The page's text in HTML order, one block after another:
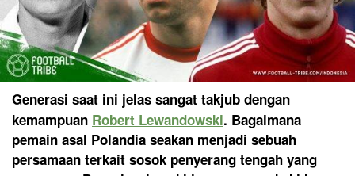
Generasi saat ini jelas sangat takjub dengan
kemampuan Robert Lewandowski. Bagaimana
pemain asal Polandia seakan menjadi sebuah
persamaan terkait sosok penyerang tengah yang